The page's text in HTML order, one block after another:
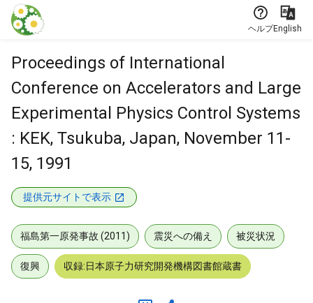
本文に飛ぶ
ヘルプEnglish
Proceedings of International
Conference on Accelerators and Large
Experimental Physics Control Systems
: KEK, Tsukuba, Japan, November 11-
15, 1991
提供元サイトで表示
福島第一原発事故 (2011) 震災への備え 被災状況
復興 収録:日本原子力研究開発機構図書館蔵書